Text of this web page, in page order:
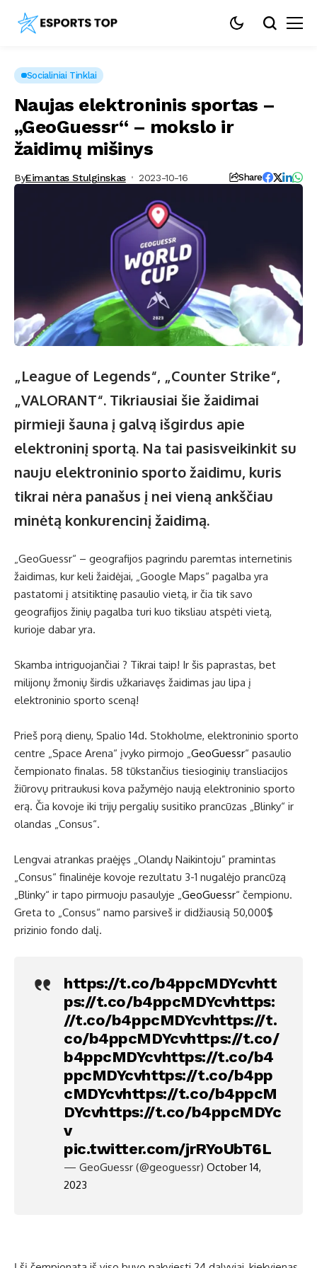
Socialiniai Tinklai
Naujas elektroninis sportas –
„GeoGuessr“ – mokslo ir
žaidimų mišinys
ByEimantas Stulginskas 2023-10-16 Share
„League of Legends“, „Counter Strike“,
„VALORANT“. Tikriausiai šie žaidimai
pirmieji šauna į galvą išgirdus apie
elektroninį sportą. Na tai pasisveikinkit su
nauju elektroninio sporto žaidimu, kuris
tikrai nėra panašus į nei vieną ankščiau
minėtą konkurencinį žaidimą.
„GeoGuessr“ – geografijos pagrindu paremtas internetinis
žaidimas, kur keli žaidėjai, „Google Maps“ pagalba yra
pastatomi į atsitiktinę pasaulio vietą, ir čia tik savo
geografijos žinių pagalba turi kuo tiksliau atspėti vietą,
kurioje dabar yra.
Skamba intriguojančiai ? Tikrai taip! Ir šis paprastas, bet
milijonų žmonių širdis užkariavęs žaidimas jau lipa į
elektroninio sporto sceną!
Prieš porą dienų, Spalio 14d. Stokholme, elektroninio sporto
centre „Space Arena“ įvyko pirmojo „GeoGuessr“ pasaulio
čempionato finalas. 58 tūkstančius tiesioginių transliacijos
žiūrovų pritraukusi kova pažymėjo naują elektroninio sporto
erą. Čia kovoje iki trijų pergalių susitiko prancūzas „Blinky“ ir
olandas „Consus“.
Lengvai atrankas praėjęs „Olandų Naikintoju” pramintas
„Consus“ finalinėje kovoje rezultatu 3-1 nugalėjo prancūzą
„Blinky“ ir tapo pirmuoju pasaulyje „GeoGuessr“ čempionu.
Greta to „Consus“ namo parsiveš ir didžiausią 50,000$
prizinio fondo dalį.
https://t.co/b4ppcMDYcvhtt
ps://t.co/b4ppcMDYcvhttps:
//t.co/b4ppcMDYcvhttps://t.
co/b4ppcMDYcvhttps://t.co/
b4ppcMDYcvhttps://t.co/b4
ppcMDYcvhttps://t.co/b4pp
cMDYcvhttps://t.co/b4ppcM
DYcvhttps://t.co/b4ppcMDYc
v
pic.twitter.com/jrRYoUbT6L
— GeoGuessr (@geoguessr) October 14,
2023